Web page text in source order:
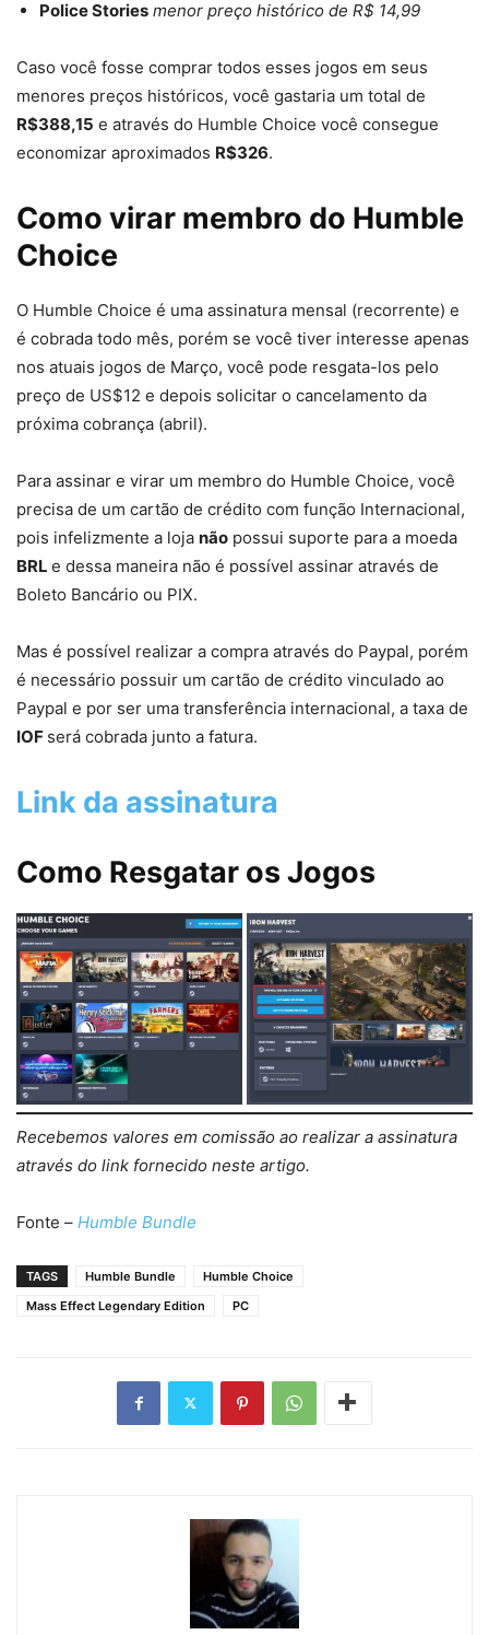
Police Stories menor preço histórico de R$ 14,99
Caso você fosse comprar todos esses jogos em seus
menores preços históricos, você gastaria um total de
R$388,15 e através do Humble Choice você consegue
economizar aproximados R$326.
Como virar membro do Humble
Choice
O Humble Choice é uma assinatura mensal (recorrente) e
é cobrada todo mês, porém se você tiver interesse apenas
nos atuais jogos de Março, você pode resgata-los pelo
preço de US$12 e depois solicitar o cancelamento da
próxima cobrança (abril).
Para assinar e virar um membro do Humble Choice, você
precisa de um cartão de crédito com função Internacional,
pois infelizmente a loja não possui suporte para a moeda
BRL e dessa maneira não é possível assinar através de
Boleto Bancário ou PIX.
Mas é possível realizar a compra através do Paypal, porém
é necessário possuir um cartão de crédito vinculado ao
Paypal e por ser uma transferência internacional, a taxa de
IOF será cobrada junto a fatura.
Link da assinatura
Como Resgatar os Jogos
Recebemos valores em comissão ao realizar a assinatura
através do link fornecido neste artigo.
Fonte – Humble Bundle
TAGS Humble Bundle
Humble Choice
Mass Effect Legendary Edition
PC